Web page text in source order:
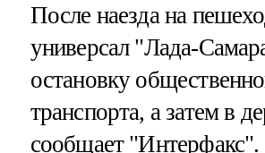
После наезда на
универсал "Лада-
остановку
транспорта, а затем в
сообщает "Интерфакс".